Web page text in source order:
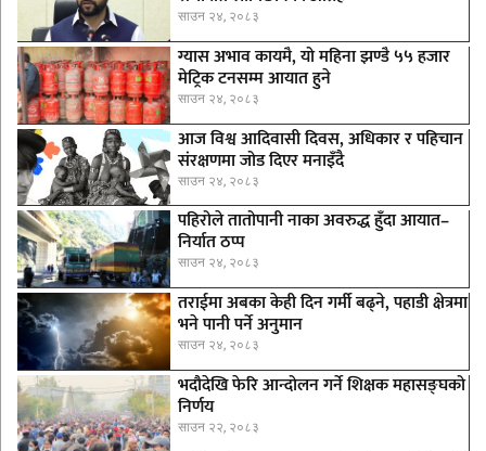
साउन २४, २०८३
ग्यास अभाव कायमै, यो महिना झण्डै ५५ हजार
मेट्रिक टनसम्म आयात हुने
साउन २४, २०८३
आज विश्व आदिवासी दिवस, अधिकार र पहिचान
संरक्षणमा जोड दिएर मनाइँदै
साउन २४, २०८३
पहिरोले तातोपानी नाका अवरुद्ध हुँदा आयात–
निर्यात ठप्प
साउन २४, २०८३
तराईमा अबका केही दिन गर्मी बढ्ने, पहाडी क्षेत्रमा
भने पानी पर्ने अनुमान
साउन २४, २०८३
भदौदेखि फेरि आन्दोलन गर्ने शिक्षक महासङ्घको
निर्णय
साउन २२, २०८३